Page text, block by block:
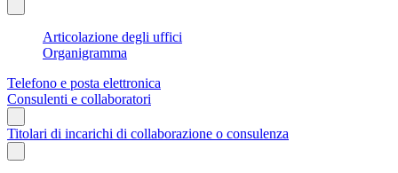
Articolazione degli uffici
Organigramma
Telefono e posta elettronica
Consulenti e collaboratori
Titolari di incarichi di collaborazione o consulenza